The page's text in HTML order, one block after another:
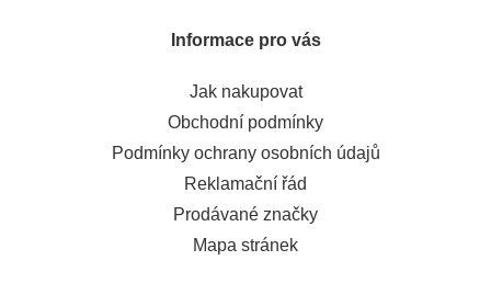
Informace pro vás
Jak nakupovat
Obchodní podmínky
Podmínky ochrany osobních údajů
Reklamační řád
Prodávané značky
Mapa stránek